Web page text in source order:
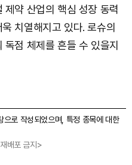
약 산업의 핵심 성장 동력
치열해지고 있다. 로슈의
점 체제를 흔들 수 있을지
로 작성되었으며, 특정 종목에 대한
배포 금지>